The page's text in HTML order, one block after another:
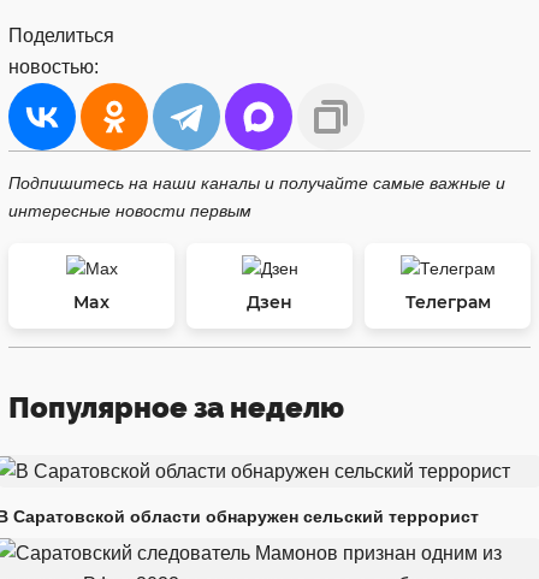
Поделиться
новостью:
Подпишитесь на наши каналы и получайте самые важные и
интересные новости первым
Max Дзен Телеграм
Популярное за неделю
Саратовской области обнаружен сельский террорист